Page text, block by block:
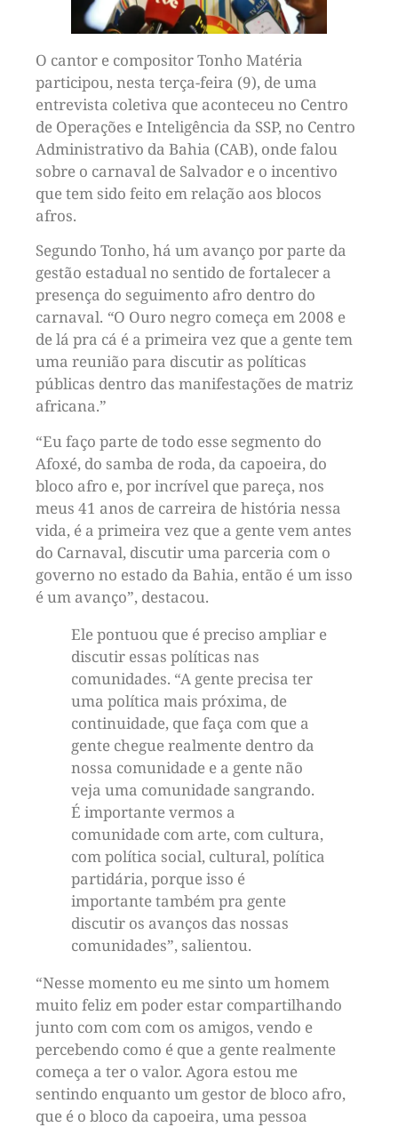
O cantor e compositor Tonho Matéria
participou, nesta terça-feira (9), de uma
entrevista coletiva que aconteceu no Centro
de Operações e Inteligência da SSP, no Centro
Administrativo da Bahia (CAB), onde falou
sobre o carnaval de Salvador e o incentivo
que tem sido feito em relação aos blocos
afros.
Segundo Tonho, há um avanço por parte da
gestão estadual no sentido de fortalecer a
presença do seguimento afro dentro do
carnaval. “O Ouro negro começa em 2008 e
de lá pra cá é a primeira vez que a gente tem
uma reunião para discutir as políticas
públicas dentro das manifestações de matriz
africana.”
“Eu faço parte de todo esse segmento do
Afoxé, do samba de roda, da capoeira, do
bloco afro e, por incrível que pareça, nos
meus 41 anos de carreira de história nessa
vida, é a primeira vez que a gente vem antes
do Carnaval, discutir uma parceria com o
governo no estado da Bahia, então é um isso
é um avanço”, destacou.
Ele pontuou que é preciso ampliar e
discutir essas políticas nas
comunidades. “A gente precisa ter
uma política mais próxima, de
continuidade, que faça com que a
gente chegue realmente dentro da
nossa comunidade e a gente não
veja uma comunidade sangrando.
É importante vermos a
comunidade com arte, com cultura,
com política social, cultural, política
partidária, porque isso é
importante também pra gente
discutir os avanços das nossas
comunidades”, salientou.
“Nesse momento eu me sinto um homem
muito feliz em poder estar compartilhando
junto com com com os amigos, vendo e
percebendo como é que a gente realmente
começa a ter o valor. Agora estou me
sentindo enquanto um gestor de bloco afro,
que é o bloco da capoeira, uma pessoa